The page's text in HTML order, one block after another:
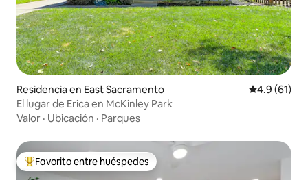
Residencia en East Sacramento Calificación
4.9 (61)
El lugar de Erica en McKinley Park
Valor · Ubicación · Parques
De los mejores en Favorito entre huéspedes
Favorito entre huéspedes